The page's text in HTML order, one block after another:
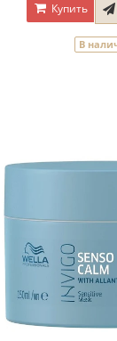
Купить
В